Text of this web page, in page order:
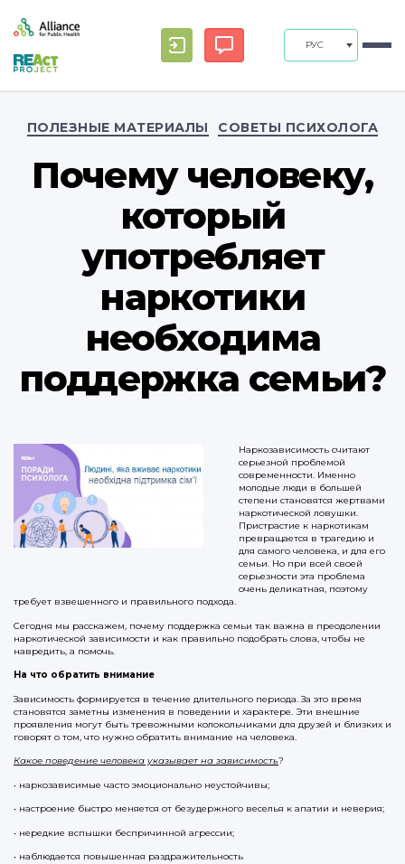
РУС
ПОЛЕЗНЫЕ МАТЕРИАЛЫ СОВЕТЫ ПСИХОЛОГА
Почему человеку,
который
употребляет
наркотики
необходима
поддержка семьи?
Наркозависимость считают
серьезной проблемой
современности. Именно
молодые люди в большей
степени становятся жертвами
наркотической ловушки.
Пристрастие к наркотикам
превращается в трагедию и
для самого человека, и для его
семьи. Но при всей своей
серьезности эта проблема
очень деликатная, поэтому
требует взвешенного и правильного подхода.
Сегодня мы расскажем, почему поддержка семьи так важна в преодолении
наркотической зависимости и как правильно подобрать слова, чтобы не
навредить, а помочь.
На что обратить внимание
Зависимость формируется в течение длительного периода. За это время
становятся заметны изменения в поведении и характере. Эти внешние
проявления могут быть тревожными колокольчиками для друзей и близких и
говорят о том, что нужно обратить внимание на человека.
Какое поведение человека указывает на зависимость?
• наркозависимые часто эмоционально неустойчивы;
• настроение быстро меняется от безудержного веселья к апатии и неверия;
• нередкие вспышки беспричинной агрессии;
• наблюдается повышенная раздражительность